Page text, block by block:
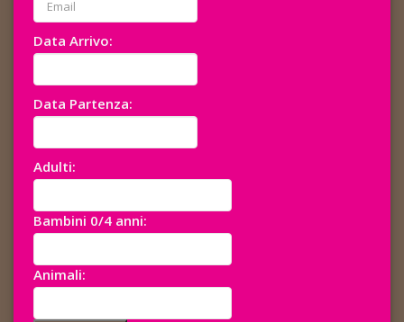
Data Arrivo:
Data Partenza:
Adulti:
Bambini 0/4 anni:
Animali: